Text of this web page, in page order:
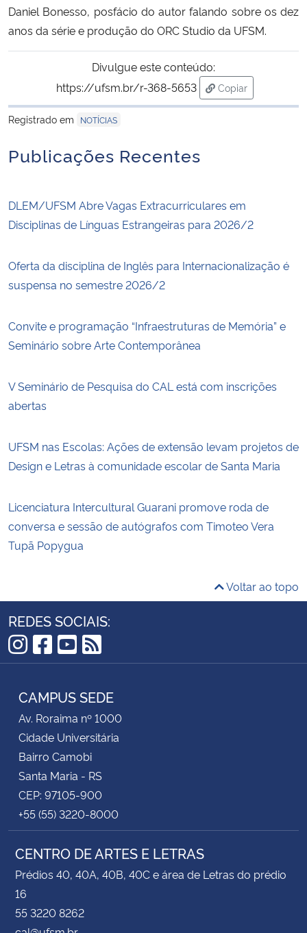
Daniel Bonesso, posfácio do autor falando sobre os dez
anos da série e produção do ORC Studio da UFSM.
Divulgue este conteúdo:
https://ufsm.br/r-368-5653
Copiar
para área de
Registrado em
NOTÍCIAS
Publicações Recentes
DLEM/UFSM Abre Vagas Extracurriculares em
Disciplinas de Línguas Estrangeiras para 2026/2
Oferta da disciplina de Inglês para Internacionalização é
suspensa no semestre 2026/2
Convite e programação “Infraestruturas de Memória” e
Seminário sobre Arte Contemporânea
V Seminário de Pesquisa do CAL está com inscrições
abertas
UFSM nas Escolas: Ações de extensão levam projetos de
Design e Letras à comunidade escolar de Santa Maria
Licenciatura Intercultural Guarani promove roda de
conversa e sessão de autógrafos com Timoteo Vera
Tupã Popygua
Voltar ao topo
REDES SOCIAIS:
Instagram
Facebook
YouTube
RSS
CAMPUS SEDE
Av. Roraima nº 1000
Cidade Universitária
Bairro Camobi
Santa Maria - RS
CEP: 97105-900
+55 (55) 3220-8000
CENTRO DE ARTES E LETRAS
Prédios 40, 40A, 40B, 40C e área de Letras do prédio
16
55 3220 8262